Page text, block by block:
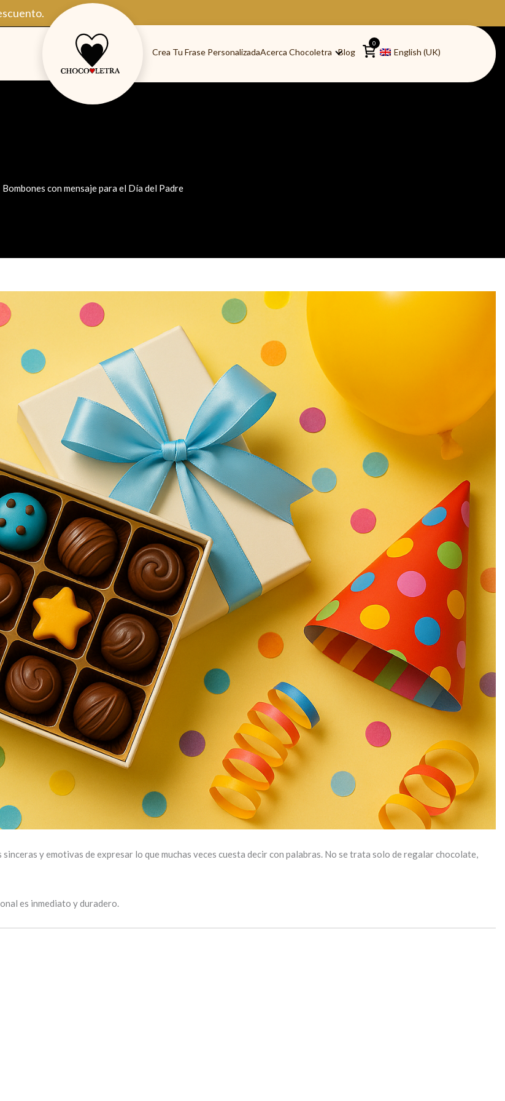
Crea Tu Frase PersonalizadaAcerca Chocoletra Blog
0
English (UK)
Bombones con mensaje para el Día del Padre
sinceras y emotivas de expresar lo que muchas veces cuesta decir con palabras. No se trata solo de regalar chocolate,
es inmediato y duradero.